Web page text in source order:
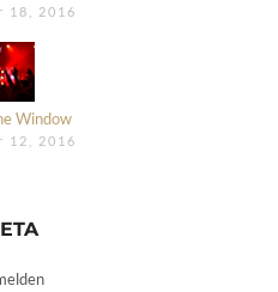
18, 2016
Window
12, 2016